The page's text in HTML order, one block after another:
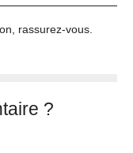
rassurez-vous.
?